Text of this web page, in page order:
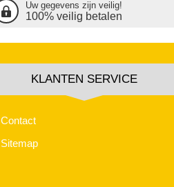
Uw gegevens zijn veilig!
100% veilig betalen
KLANTEN SERVICE
Contact
Sitemap